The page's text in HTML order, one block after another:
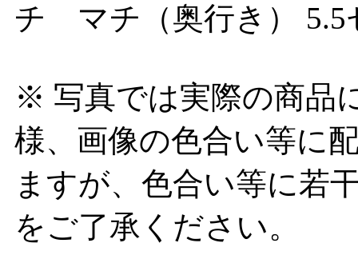
チ マチ（奥行き） 5.5
※ 写真では実際の商品
様、画像の色合い等に
ますが、色合い等に若
をご了承ください。